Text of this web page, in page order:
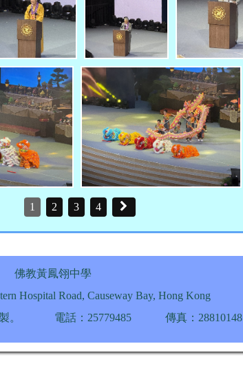
1 2 3 4
佛教黃鳳翎中學
Hospital Road, Causeway Bay, Hong Kong
。
電話：25779485 傳真：28810148